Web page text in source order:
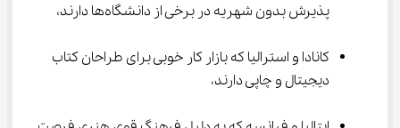
پذیرش بدون شهریه در برخی از دانشگاه‌ها دارند،
کانادا و استرالیا که بازار کار خوبی برای طراحان کتاب
دیجیتال و چاپی دارند،